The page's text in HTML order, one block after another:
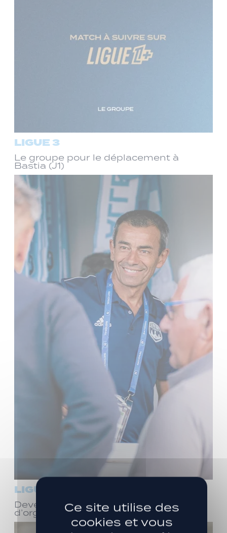
LIGUE 3
Le groupe pour le déplacement à
Bastia (J1)
LIGUE 3
Devenez bénévole ! Réunion
d’organisation le samedi 8 août
Ce site utilise des
cookies et vous